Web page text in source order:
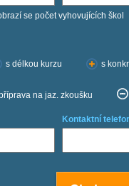
se počet vyhovujících škol
s délkou kurzu s
na jaz. zkoušku
Kontaktní